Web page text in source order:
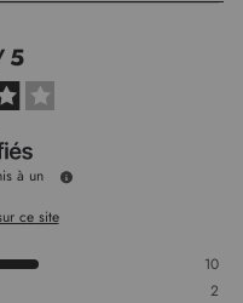
5
à un
ce site
10
2